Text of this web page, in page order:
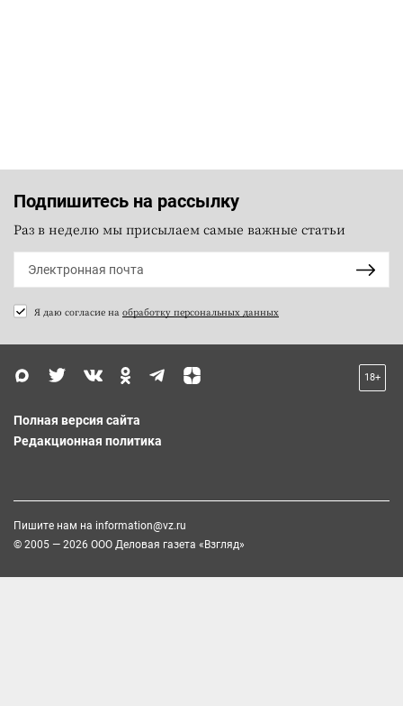
Подпишитесь на рассылку
Раз в неделю мы присылаем самые важные статьи
Я даю согласие на обработку персональных данных
18+
Полная версия сайта
Редакционная политика
Пишите нам на information@vz.ru
© 2005 — 2026 ООО Деловая газета «Взгляд»